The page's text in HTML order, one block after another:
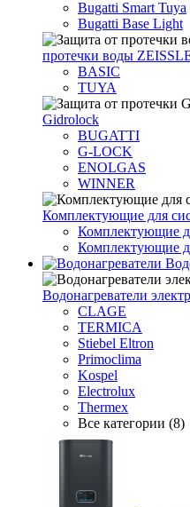
Bugatti Smart Tuya
Bugatti Base Light
протечки воды
BASIC
TUYA
Gidrolock
BUGATTI
G-LOCK
ENOLGAS
WINNER
Комплектующие для
Комплектующие
Комплектующие
Водонагреватeли
CLAGE
TERMICA
Stiebel Eltron
Primoclima
Kospel
Electrolux
Thermex
Все категории (8)